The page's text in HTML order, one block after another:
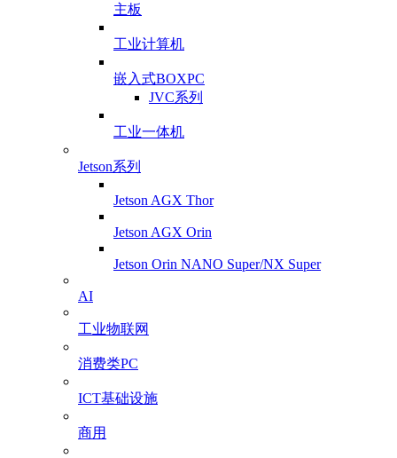
主板
工业计算机
嵌入式BOXPC
JVC系列
工业一体机
Jetson系列
Jetson AGX Thor
Jetson AGX Orin
Jetson Orin NANO Super/NX Super
AI
工业物联网
消费类PC
ICT基础设施
商用